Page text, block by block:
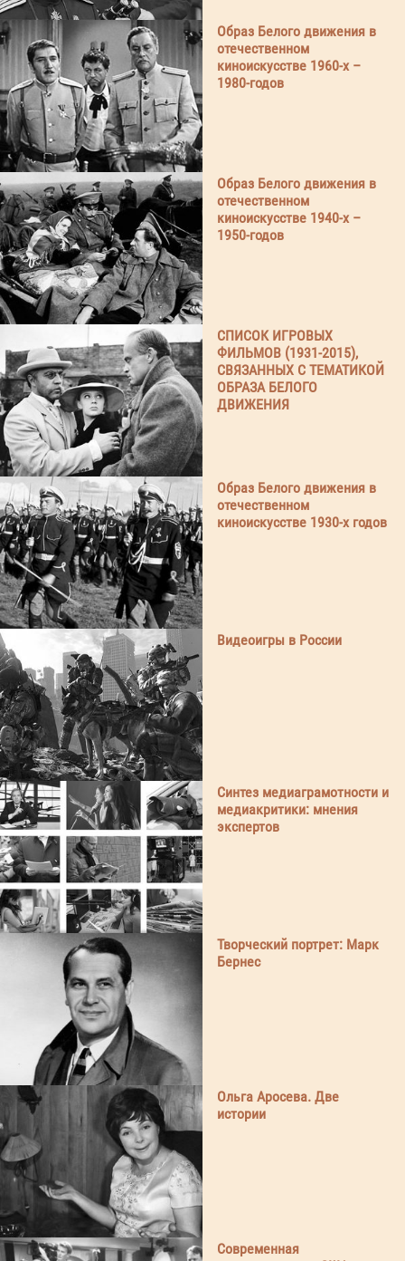
Образ Белого движения в
отечественном
киноискусстве 1960-х –
1980-годов
Образ Белого движения в
отечественном
киноискусстве 1940-х –
1950-годов
СПИСОК ИГРОВЫХ
ФИЛЬМОВ (1931-2015),
СВЯЗАННЫХ С ТЕМАТИКОЙ
ОБРАЗА БЕЛОГО
ДВИЖЕНИЯ
Образ Белого движения в
отечественном
киноискусстве 1930-х годов
Видеоигры в России
Синтез медиаграмотности и
медиакритики: мнения
экспертов
Творческий портрет: Марк
Бернес
Ольга Аросева. Две
истории
Современная